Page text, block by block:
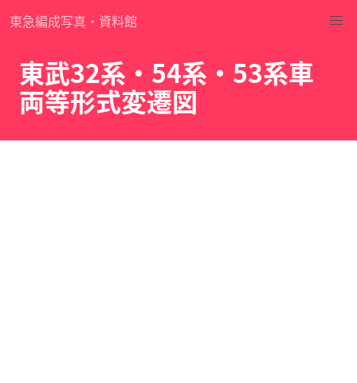
東急編成写真・資料館
東武32系・54系・53系車
両等形式変遷図